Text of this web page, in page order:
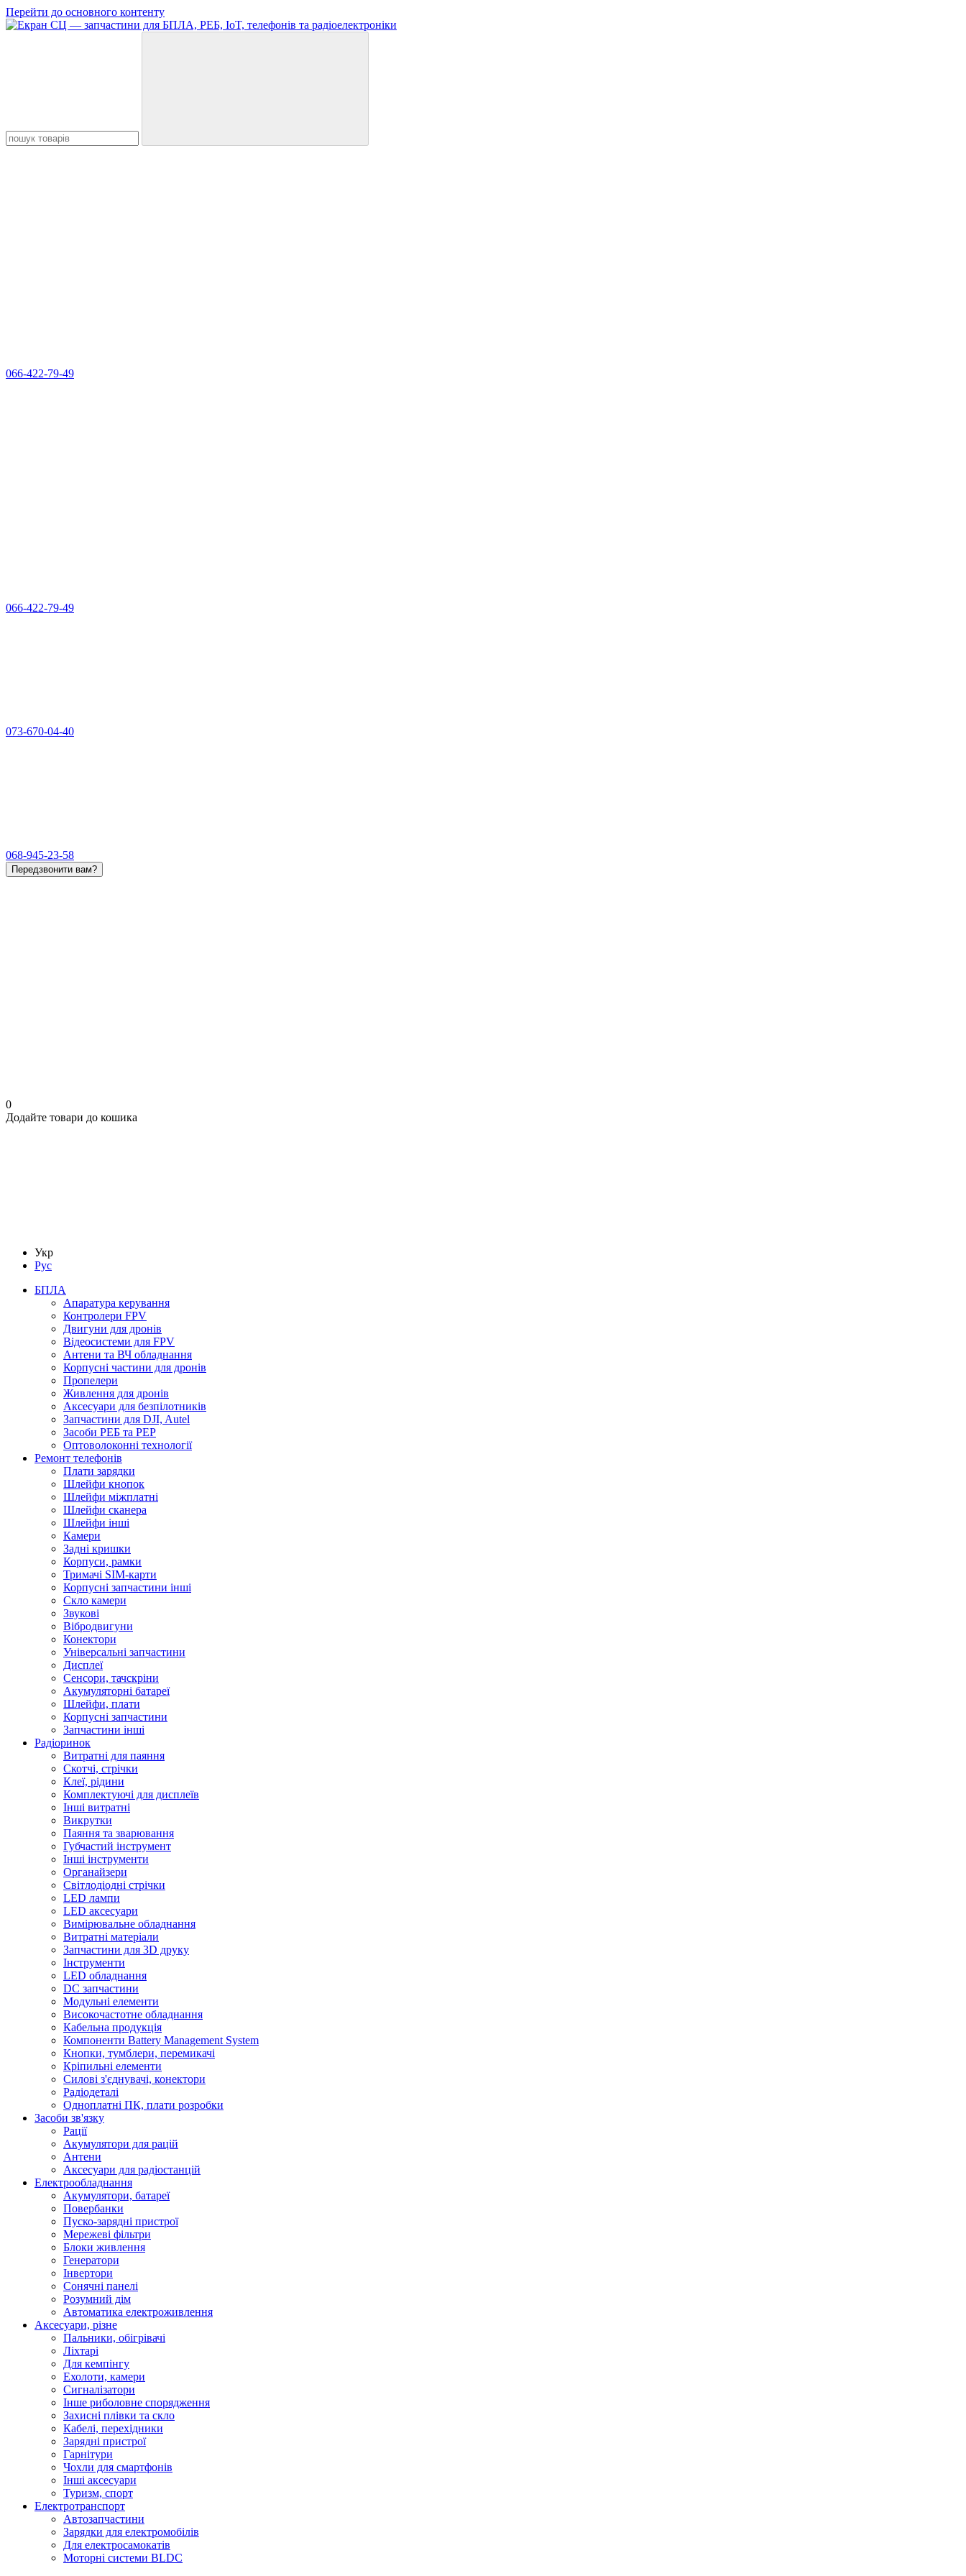
Перейти до основного контенту
066-422-79-49
066-422-79-49
073-670-04-40
068-945-23-58
Передзвонити вам?
0
Додайте товари до кошика
Укр
Рус
БПЛА
Апаратура керування
Контролери FPV
Двигуни для дронів
Відеосистеми для FPV
Антени та ВЧ обладнання
Корпусні частини для дронів
Пропелери
Живлення для дронів
Аксесуари для безпілотників
Запчастини для DJI, Autel
Засоби РЕБ та РЕР
Оптоволоконні технології
Ремонт телефонів
Плати зарядки
Шлейфи кнопок
Шлейфи міжплатні
Шлейфи сканера
Шлейфи інші
Камери
Задні кришки
Корпуси, рамки
Тримачі SIM-карти
Корпусні запчастини інші
Скло камери
Звукові
Вібродвигуни
Конектори
Універсальні запчастини
Дисплеї
Сенсори, тачскріни
Акумуляторні батареї
Шлейфи, плати
Корпусні запчастини
Запчастини інші
Радіоринок
Витратні для паяння
Скотчі, стрічки
Клеї, рідини
Комплектуючі для дисплеїв
Інші витратні
Викрутки
Паяння та зварювання
Губчастий інструмент
Інші інструменти
Органайзери
Світлодіодні стрічки
LED лампи
LED аксесуари
Вимірювальне обладнання
Витратні матеріали
Запчастини для 3D друку
Інструменти
LED обладнання
DC запчастини
Модульні елементи
Високочастотне обладнання
Кабельна продукція
Компоненти Battery Management System
Кнопки, тумблери, перемикачі
Кріпильні елементи
Силові з'єднувачі, конектори
Радіодеталі
Одноплатні ПК, плати розробки
Засоби зв'язку
Рації
Акумулятори для рацій
Антени
Аксесуари для радіостанцій
Електрообладнання
Акумулятори, батареї
Повербанки
Пуско-зарядні пристрої
Мережеві фільтри
Блоки живлення
Генератори
Інвертори
Сонячні панелі
Розумний дім
Автоматика електроживлення
Аксесуари, різне
Пальники, обігрівачі
Ліхтарі
Для кемпінгу
Ехолоти, камери
Сигналізатори
Інше риболовне спорядження
Захисні плівки та скло
Кабелі, перехідники
Зарядні пристрої
Гарнітури
Чохли для смартфонів
Інші аксесуари
Туризм, спорт
Електротранспорт
Автозапчастини
Зарядки для електромобілів
Для електросамокатів
Моторні системи BLDC